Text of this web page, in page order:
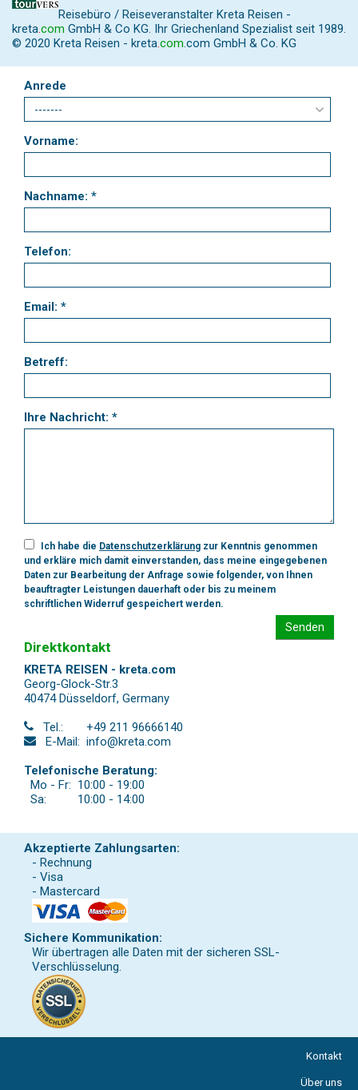
Reisebüro / Reiseveranstalter Kreta Reisen -
kreta.com GmbH & Co KG. Ihr Griechenland Spezialist seit 1989.
© 2020 Kreta Reisen - kreta.com.com GmbH & Co. KG
Anrede
Vorname:
Nachname: *
Telefon:
Email: *
Betreff:
Ihre Nachricht: *
Ich habe die Datenschutzerklärung zur Kenntnis genommen
und erkläre mich damit einverstanden, dass meine eingegebenen
Daten zur Bearbeitung der Anfrage sowie folgender, von Ihnen
beauftragter Leistungen dauerhaft oder bis zu meinem
schriftlichen Widerruf gespeichert werden.
Senden
Direktkontakt
KRETA REISEN - kreta.com
Georg-Glock-Str.3
40474 Düsseldorf, Germany
Tel.:
+49 211 96666140
E-Mail: info@kreta.com
Telefonische Beratung:
Mo - Fr: 10:00 - 19:00
Sa:
10:00 - 14:00
Akzeptierte Zahlungsarten:
- Rechnung
- Visa
- Mastercard
Sichere Kommunikation:
Wir übertragen alle Daten mit der sicheren SSL-
Verschlüsselung.
Kontakt
Über uns